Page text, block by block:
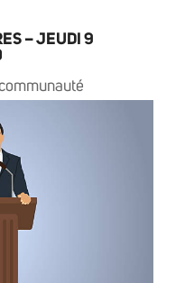
– JEUDI 9